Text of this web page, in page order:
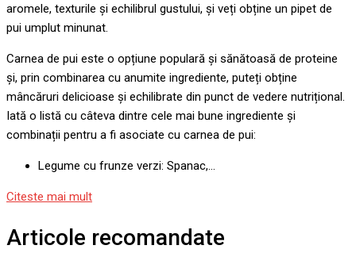
aromele, texturile și echilibrul gustului, și veți obține un pipet de
pui umplut minunat.
Carnea de pui este o opțiune populară și sănătoasă de proteine
și, prin combinarea cu anumite ingrediente, puteți obține
mâncăruri delicioase și echilibrate din punct de vedere nutrițional.
Iată o listă cu câteva dintre cele mai bune ingrediente și
combinații pentru a fi asociate cu carnea de pui:
Legume cu frunze verzi: Spanac,…
Citeste mai mult
Articole recomandate